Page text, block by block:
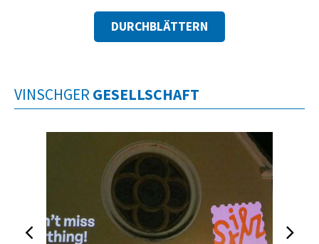
DURCHBLÄTTERN
VINSCHGER GESELLSCHAFT